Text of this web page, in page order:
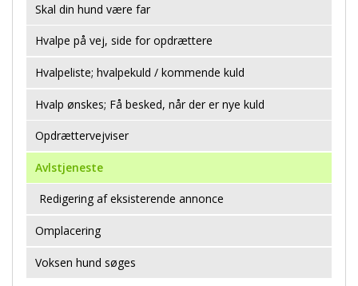
Skal din hund være far
Hvalpe på vej, side for opdrættere
Hvalpeliste; hvalpekuld / kommende kuld
Hvalp ønskes; Få besked, når der er nye kuld
Opdrættervejviser
Avlstjeneste
Redigering af eksisterende annonce
Omplacering
Voksen hund søges